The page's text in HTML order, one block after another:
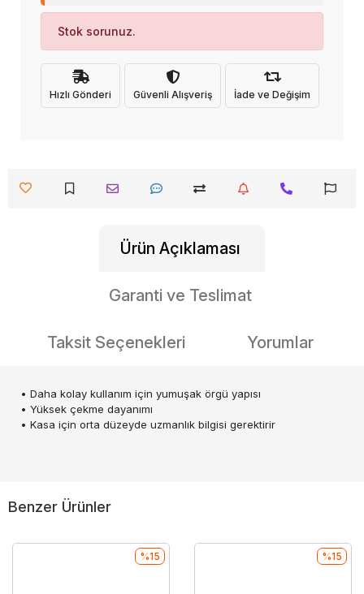
Stok sorunuz.
Hızlı Gönderi Güvenli Alışveriş İade ve Değişim
Ürün Açıklaması
Garanti ve Teslimat
Taksit Seçenekleri Yorumlar
• Daha kolay kullanım için yumuşak örgü yapısı
• Yüksek çekme dayanımı
• Kasa için orta düzeyde uzmanlık bilgisi gerektirir
Benzer Ürünler
%15 %15